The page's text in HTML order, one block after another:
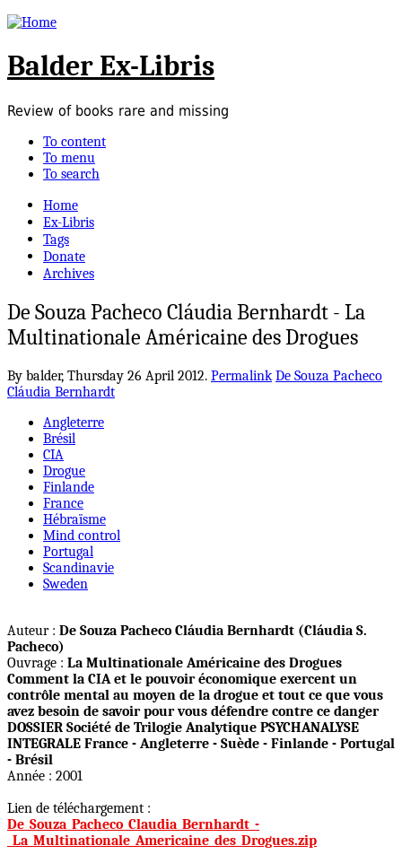
Balder Ex-Libris
Review of books rare and missing
To content
To menu
To search
Home
Ex-Libris
Tags
Donate
Archives
De Souza Pacheco Cláudia Bernhardt - La
Multinationale Américaine des Drogues
By balder, Thursday 26 April 2012. Permalink De Souza Pacheco
Cláudia Bernhardt
Angleterre
Brésil
CIA
Drogue
Finlande
France
Hébraïsme
Mind control
Portugal
Scandinavie
Sweden
Auteur : De Souza Pacheco Cláudia Bernhardt (Cláudia S.
Pacheco)
Ouvrage : La Multinationale Américaine des Drogues
Comment la CIA et le pouvoir économique exercent un
contrôle mental au moyen de la drogue et tout ce que vous
avez besoin de savoir pour vous défendre contre ce danger
DOSSIER Société de Trilogie Analytique PSYCHANALYSE
INTEGRALE France - Angleterre - Suède - Finlande - Portugal
- Brésil
Année : 2001
Lien de téléchargement :
De_Souza_Pacheco_Claudia_Bernhardt_-
_La_Multinationale_Americaine_des_Drogues.zip